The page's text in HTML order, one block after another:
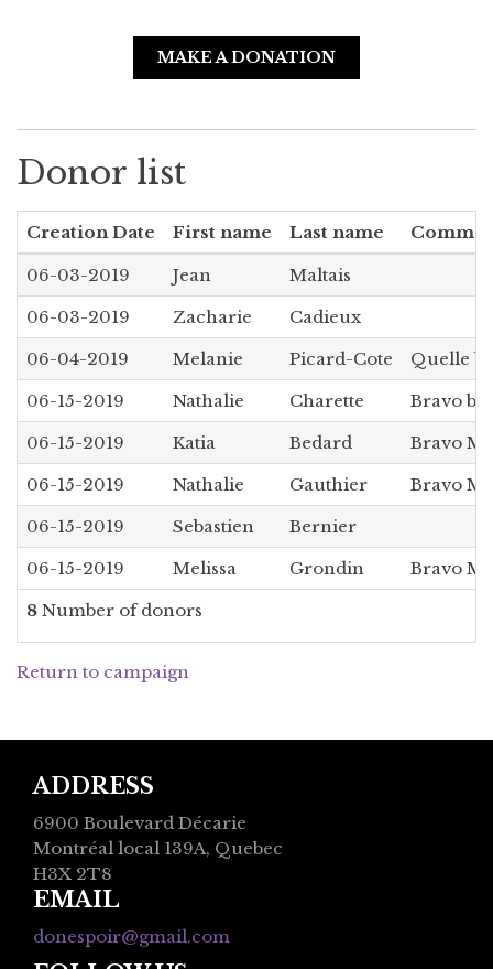
MAKE A DONATION
Donor list
Creation Date First name Last name
06-03-2019 Jean
Maltais
06-03-2019
Zacharie
Cadieux
06-04-2019
Melanie Picard-Cote
Quelle
06-15-2019
Nathalie Charette
Bravo
06-15-2019
Katia Bedard
Bravo
06-15-2019
Nathalie Gauthier
Bravo
06-15-2019
Sebastien
Bernier
06-15-2019
Melissa Grondin
Bravo
8 Number of donors
Return to campaign
ADDRESS
6900 Boulevard Décarie
Montréal local 139A, Quebec
H3X 2T8
EMAIL
donespoir@gmail.com